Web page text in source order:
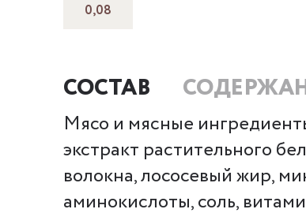
0,08
СОСТАВ
Мясо и мясные
экстракт растительного
волокна, лососевый жир,
аминокислоты, соль,